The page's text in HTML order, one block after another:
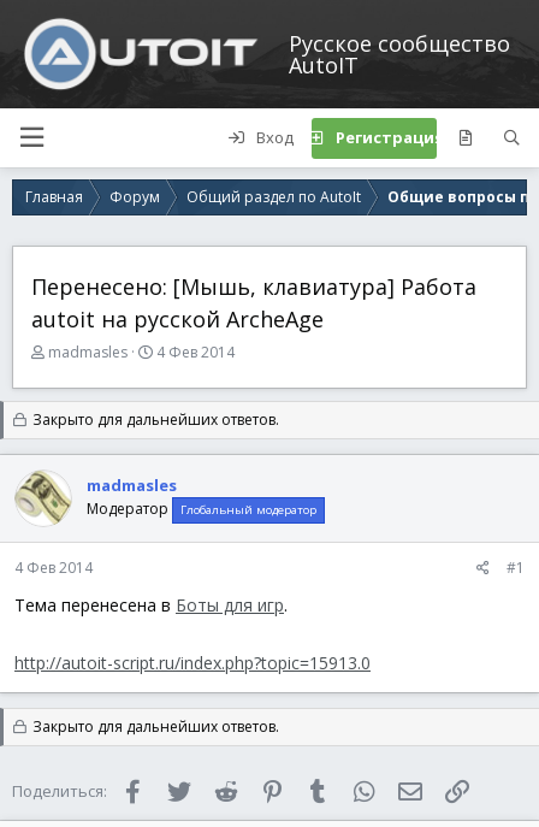
Русское сообщество
AutoIT
Вход Регистрация
Главная Форум Общий раздел по AutoIt Общие вопросы
Перенесено: [Мышь, клавиатура] Работа
autoit на русской ArcheAge
А
т
о
р
т
е
м
ы
madmasles
Д
т
а
н
а
ч
а
л
а
4 Фев 2014
Закрыто для дальнейших ответов.
madmasles
Модератор Глобальный модератор
4 Фев 2014 #1
Тема перенесена в Боты для игр.
http://autoit-script.ru/index.php?topic=15913.0
Закрыто для дальнейших ответов.
Поделиться: FacebookTwitter Reddit PinterestTumblr WhatsAppЭлектронная